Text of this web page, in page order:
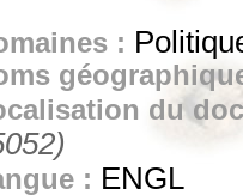
:
du
: ENGL